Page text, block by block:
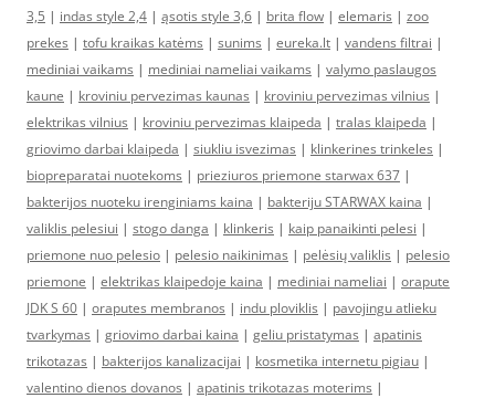
3,5 | indas style 2,4 | ąsotis style 3,6 | brita flow | elemaris | zoo
prekes | tofu kraikas katėms | sunims | eureka.lt | vandens filtrai |
mediniai vaikams | mediniai nameliai vaikams | valymo paslaugos
kaune | kroviniu pervezimas kaunas | kroviniu pervezimas vilnius |
elektrikas vilnius | kroviniu pervezimas klaipeda | tralas klaipeda |
griovimo darbai klaipeda | siukliu isvezimas | klinkerines trinkeles |
biopreparatai nuotekoms | prieziuros priemone starwax 637 |
bakterijos nuoteku irenginiams kaina | bakteriju STARWAX kaina |
valiklis pelesiui | stogo danga | klinkeris | kaip panaikinti pelesi |
priemone nuo pelesio | pelesio naikinimas | pelėsių valiklis | pelesio
priemone | elektrikas klaipedoje kaina | mediniai nameliai | orapute
JDK S 60 | oraputes membranos | indu ploviklis | pavojingu atlieku
tvarkymas | griovimo darbai kaina | geliu pristatymas | apatinis
trikotazas | bakterijos kanalizacijai | kosmetika internetu pigiau |
valentino dienos dovanos | apatinis trikotazas moterims |